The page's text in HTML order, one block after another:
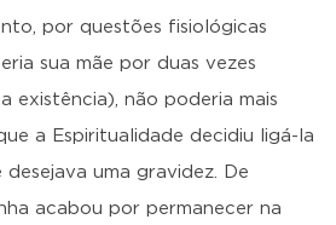
por questões fisiológicas
sua mãe por duas vezes
existência), não poderia mais
a Espiritualidade decidiu ligá-la
uma gravidez. De
acabou por permanecer na